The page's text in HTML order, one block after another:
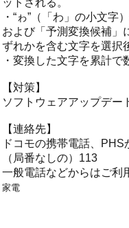
ットされる。
・“ゎ”（「わ」の小文字
および「予測変換候補」
ずれかを含む文字を選択
・変換した文字を累計で
【対策】
ソフトウェアアップデー
【連絡先】
ドコモの携帯電話、PHS
（局番なしの）113
一般電話などからはご利
家電